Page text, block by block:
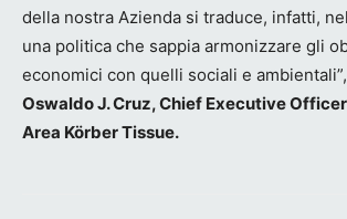
della nostra Azienda si traduce, infatti,
una politica che sappia armonizzare gli
economici con quelli sociali e ambientali”,
Oswaldo J. Cruz, Chief Executive
Area Körber Tissue.